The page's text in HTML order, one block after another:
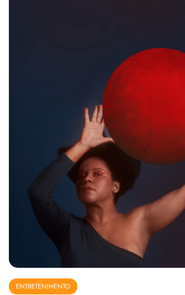
ENTRETENIMENTO